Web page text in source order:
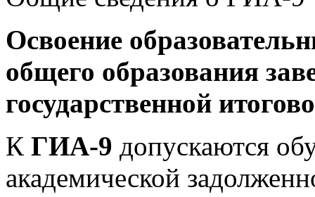
Освоение
общего образования
государственной
К ГИА-9 допускаются
академической